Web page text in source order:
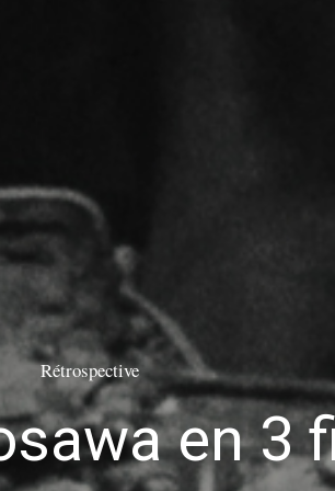
Rétrospective
en 3